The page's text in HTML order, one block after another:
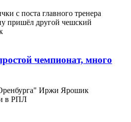
с поста главного тренера
пришёл другой чешский
чемпионат, много
Иржи Ярошик
в РПЛ